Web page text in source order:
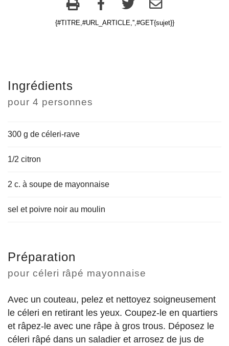
{#TITRE,#URL_ARTICLE,'',#GET{sujet}}
Ingrédients
pour 4 personnes
300 g de céleri-rave
1/2 citron
2 c. à soupe de mayonnaise
sel et poivre noir au moulin
Préparation
pour céleri râpé mayonnaise
Avec un couteau, pelez et nettoyez soigneusement
le céleri en retirant les yeux. Coupez-le en quartiers
et râpez-le avec une râpe à gros trous. Déposez le
céleri râpé dans un saladier et arrosez de jus de